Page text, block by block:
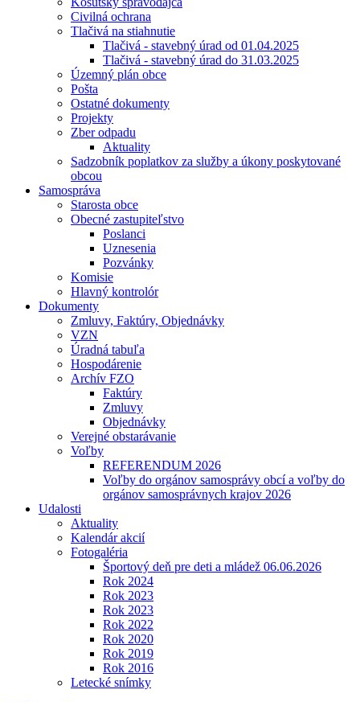
Civilná ochrana
Tlačivá na stiahnutie
Tlačivá - stavebný úrad od 01.04.2025
Tlačivá - stavebný úrad do 31.03.2025
Územný plán obce
Pošta
Ostatné dokumenty
Projekty
Zber odpadu
Aktuality
Sadzobník poplatkov za služby a úkony poskytované
obcou
Samospráva
Starosta obce
Obecné zastupiteľstvo
Poslanci
Uznesenia
Pozvánky
Komisie
Hlavný kontrolór
Dokumenty
Zmluvy, Faktúry, Objednávky
VZN
Úradná tabuľa
Hospodárenie
Archív FZO
Faktúry
Zmluvy
Objednávky
Verejné obstarávanie
Voľby
REFERENDUM 2026
Voľby do orgánov samosprávy obcí a voľby do
orgánov samosprávnych krajov 2026
Udalosti
Aktuality
Kalendár akcií
Fotogaléria
Športový deň pre deti a mládež 06.06.2026
Rok 2024
Rok 2023
Rok 2023
Rok 2022
Rok 2020
Rok 2019
Rok 2016
Letecké snímky